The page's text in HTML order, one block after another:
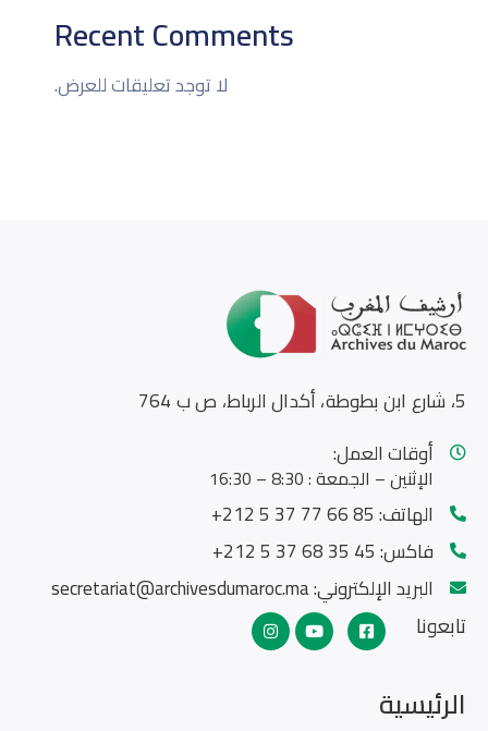
Recent Comments
لا توجد تعليقات للعرض.
5، شارع ابن بطوطة، أكدال الرباط، ص ب 764
أوقات العمل:
الإثنين – الجمعة : 8:30 – 16:30
الهاتف:85 66 77 37 5 212+
فاكس:45 35 68 37 5 212+
البريد الإلكتروني:secretariat@archivesdumaroc.ma
تابعونا
الرئيسية